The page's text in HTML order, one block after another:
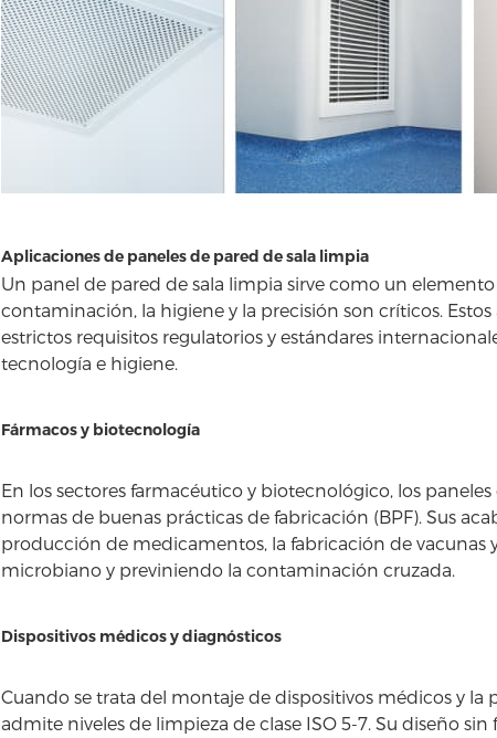
Aplicaciones de paneles de pared de sala limpia
Un panel de pared de sala limpia sirve como un
contaminación, la higiene y la precisión son críticos.
estrictos requisitos regulatorios y estándares
tecnología e higiene.
Fármacos y biotecnología
En los sectores farmacéutico y biotecnológico, los
normas de buenas prácticas de fabricación (BPF). Sus
producción de medicamentos, la fabricación de
microbiano y previniendo la contaminación cruzada.
Dispositivos médicos y diagnósticos
Cuando se trata del montaje de dispositivos médicos y
admite niveles de limpieza de clase ISO 5-7. Su diseño